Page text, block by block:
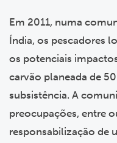
Em 2011, numa
Índia, os pescadores
os potenciais
carvão planeada de
subsistência. A
preocupações, entre
responsabilização de